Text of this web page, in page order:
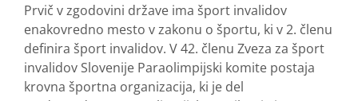
Prvič v zgodovini države ima šport invalidov
enakovredno mesto v zakonu o športu, ki v 2. členu
definira šport invalidov. V 42. členu Zveza za šport
invalidov Slovenije Paraolimpijski komite postaja
krovna športna organizacija, ki je del